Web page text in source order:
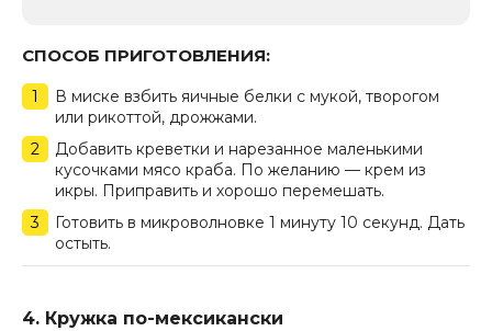
СПОСОБ ПРИГОТОВЛЕНИЯ:
В миске взбить яичные белки с мукой, творогом
или рикоттой, дрожжами.
Добавить креветки и нарезанное маленькими
кусочками мясо краба. По желанию — крем из
икры. Приправить и хорошо перемешать.
Готовить в микроволновке 1 минуту 10 секунд. Дать
остыть.
4. Кружка по-мексикански